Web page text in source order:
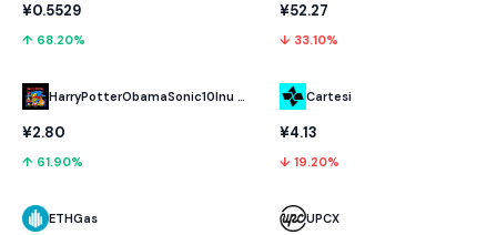
¥0.5529
↑ 68.20%
HarryPotterObamaSonic10Inu (ETH)
¥2.80
↑ 61.90%
ETHGas
¥52.27
↓ 33.10%
Cartesi
¥4.13
↓ 19.20%
UPCX